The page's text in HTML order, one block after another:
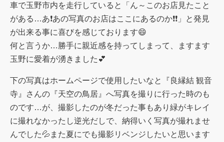
車で玉野市内を走行していると「ん～このお店見たこと
がある…あ❗あの写真のお店はここにあるのか❗❗」と発見
が出来る事に喜びを感じております😄
何と言うか…勝手に親近感を持ってしまって、ますます
玉野に愛着が湧きました💕
下の写真はホームページで使用したいなと『良縁結 観音
寺』さんの『天空の鳥居』へ写真を撮りに行った時のも
のです…が、撮影したのが冬だった事もあり緑がキレイ
に撮れなかったし逆光だしで、納得いく写真が撮れませ
んでした💦また夏にでも撮影リベンジしたいと思います